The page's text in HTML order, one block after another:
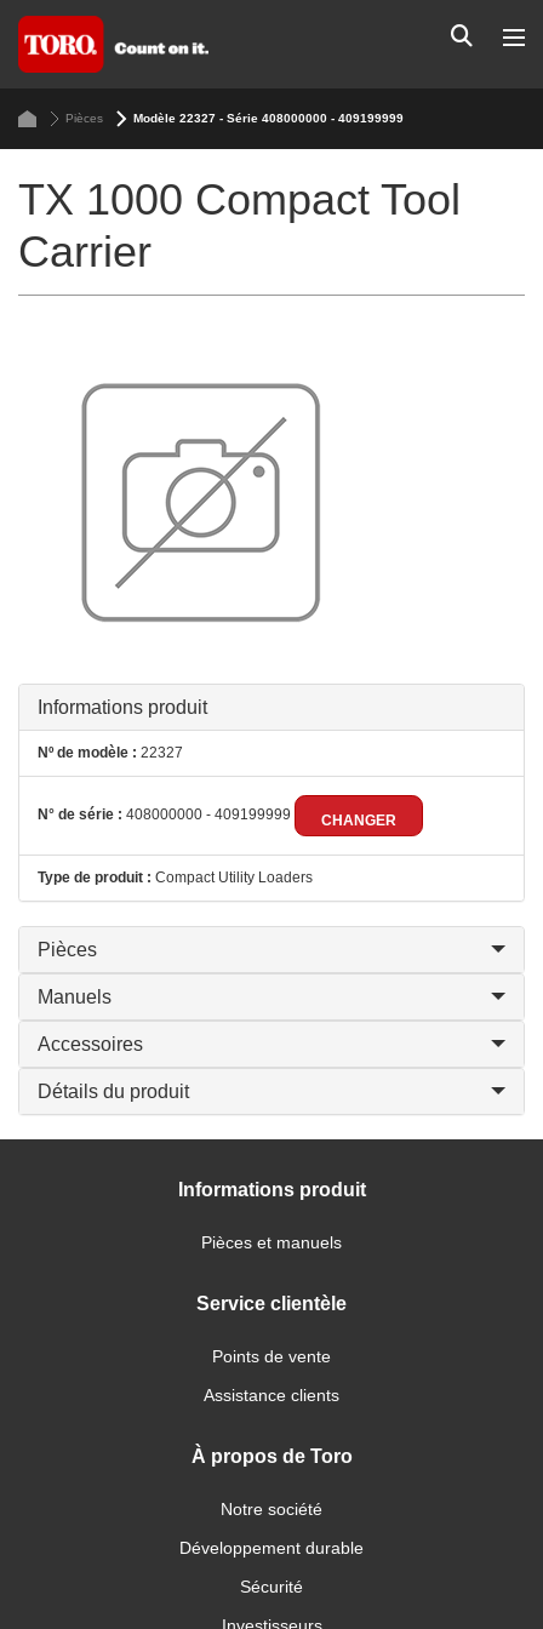
Pièces Modèle 22327 - Série 408000000 - 409199999
TX 1000 Compact Tool
Carrier
Informations produit
Nº de modèle : 22327
N° de série : 408000000 - 409199999 CHANGER
Type de produit : Compact Utility Loaders
Pièces
Manuels
Accessoires
Détails du produit
Informations produit
Pièces et manuels
Service clientèle
Points de vente
Assistance clients
À propos de Toro
Notre société
Développement durable
Sécurité